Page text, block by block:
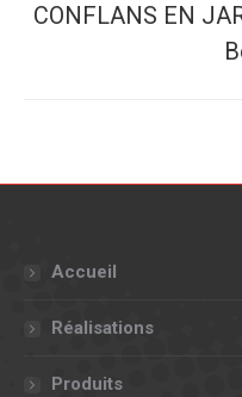
CONFLANS EN
Accueil
Réalisations
Produits